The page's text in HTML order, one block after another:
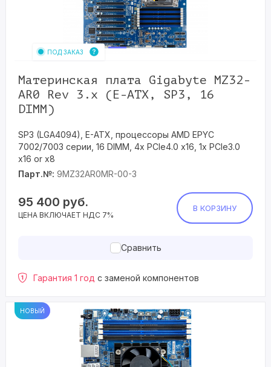
ПОД ЗАКАЗ
Материнская плата Gigabyte MZ32-
AR0 Rev 3.x (E-ATX, SP3, 16
DIMM)
SP3 (LGA4094), E-ATX, процессоры AMD EPYC
7002/7003 серии, 16 DIMM, 4x PCIe4.0 x16, 1x PCIe3.0
x16 or x8
Парт.№: 9MZ32AR0MR-00-3
95 400 руб.
ЦЕНА ВКЛЮЧАЕТ НДС 7%
В КОРЗИНУ
Сравнить
Гарантия 1 год с заменой компонентов
НОВЫЙ